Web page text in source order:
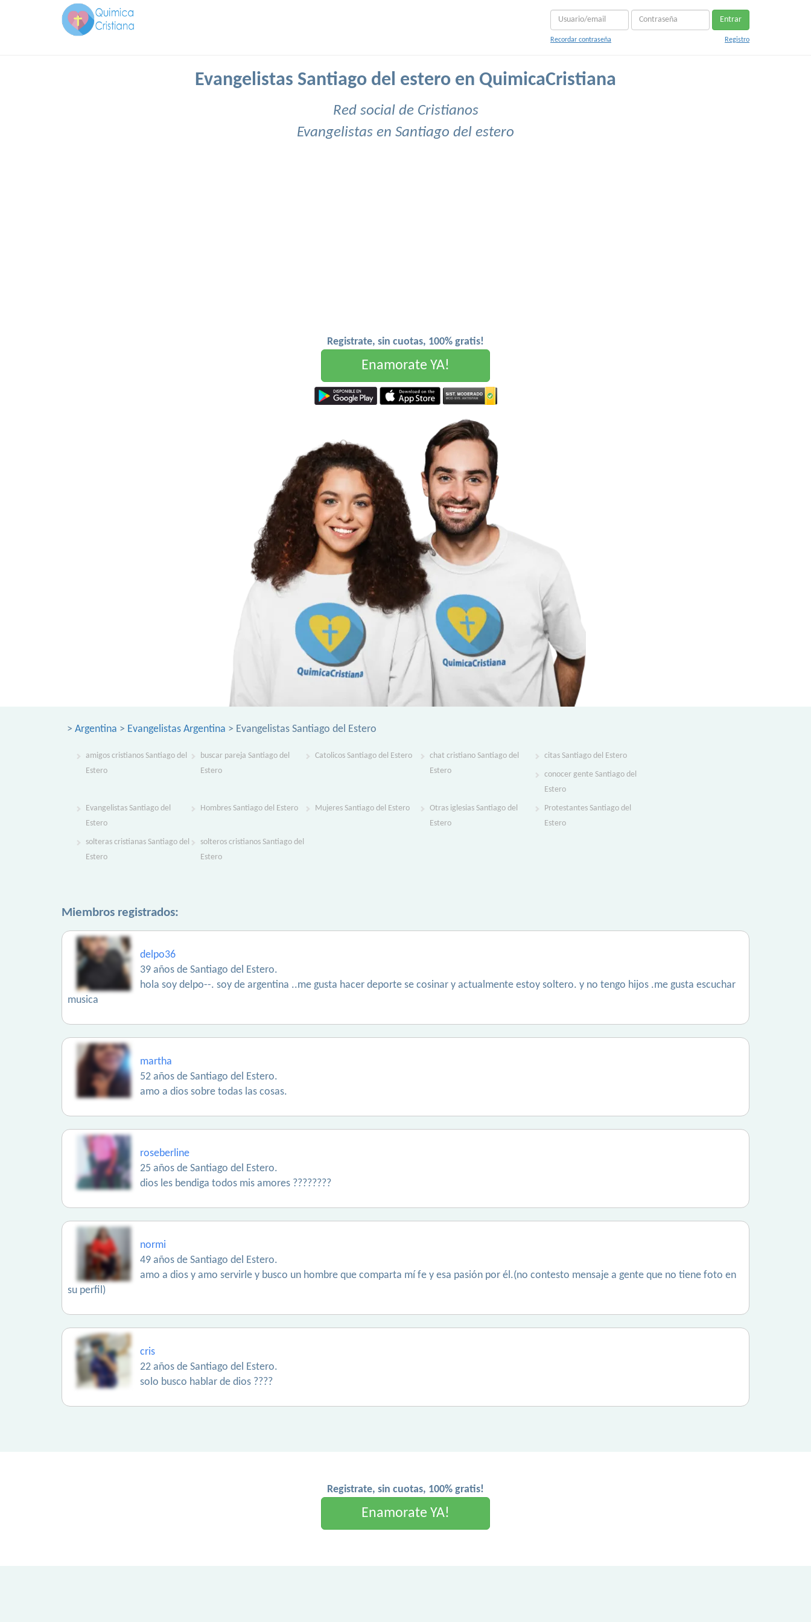
Entrar
Recordar contraseña Registro
Evangelistas Santiago del estero en QuimicaCristiana
Red social de Cristianos
Evangelistas en Santiago del estero
Registrate, sin cuotas, 100% gratis!
Enamorate YA!
> Argentina > Evangelistas Argentina > Evangelistas Santiago del Estero
amigos cristianos Santiago del
Estero
buscar pareja Santiago del
Estero
Catolicos Santiago del Estero
chat cristiano Santiago del
Estero
citas Santiago del Estero
conocer gente Santiago del
Estero
Evangelistas Santiago del
Estero
Hombres Santiago del Estero Mujeres Santiago del Estero
Otras iglesias Santiago del
Estero
Protestantes Santiago del
Estero
solteras cristianas Santiago del
Estero
solteros cristianos Santiago del
Estero
Miembros registrados:
delpo36
39 años de Santiago del Estero.
hola soy delpo--. soy de argentina ..me gusta hacer deporte se cosinar y actualmente estoy soltero. y no tengo hijos .me gusta escuchar
musica
martha
52 años de Santiago del Estero.
amo a dios sobre todas las cosas.
roseberline
25 años de Santiago del Estero.
dios les bendiga todos mis amores ????????
normi
49 años de Santiago del Estero.
amo a dios y amo servirle y busco un hombre que comparta mí fe y esa pasión por él.(no contesto mensaje a gente que no tiene foto en
su perfil)
cris
22 años de Santiago del Estero.
solo busco hablar de dios ????
Registrate, sin cuotas, 100% gratis!
Enamorate YA!